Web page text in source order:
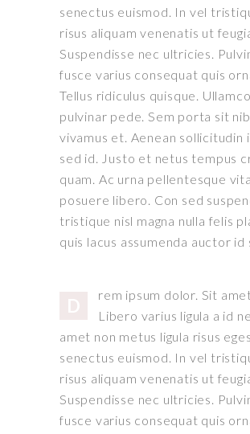
senectus euismod. In vel
risus aliquam venenatis ut
Suspendisse nec ultricies.
fusce varius consequat quis
Tellus ridiculus quisque.
pulvinar pede. Sem porta sit
vivamus et. Aenean sollicitudin
sed id. Justo et netus tempus
quam. Ac urna pellentesque
posuere libero. Con sed
tristique nisl magna nulla felis
quis lacus assumenda auctor id
rem ipsum dolor. Sit
Libero varius ligula a id
amet non metus ligula risus
senectus euismod. In vel
risus aliquam venenatis ut
Suspendisse nec ultricies.
fusce varius consequat quis